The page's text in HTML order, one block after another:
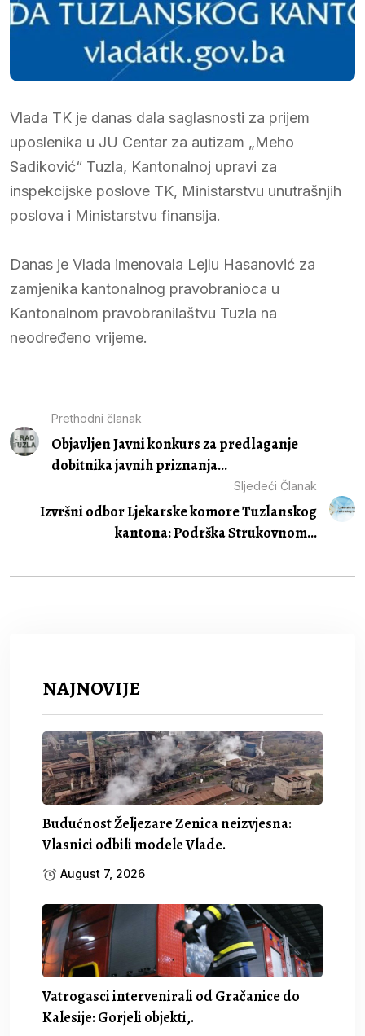
Vlada TK je danas dala saglasnosti za prijem
uposlenika u JU Centar za autizam „Meho
Sadiković“ Tuzla, Kantonalnoj upravi za
inspekcijske poslove TK, Ministarstvu unutrašnjih
poslova i Ministarstvu finansija.
Danas je Vlada imenovala Lejlu Hasanović za
zamjenika kantonalnog pravobranioca u
Kantonalnom pravobranilaštvu Tuzla na
neodređeno vrijeme.
Prethodni članak
Objavljen Javni konkurs za predlaganje
dobitnika javnih priznanja...
Sljedeći Članak
Izvršni odbor Ljekarske komore Tuzlanskog
kantona: Podrška Strukovnom...
NAJNOVIJE
Budućnost Željezare Zenica neizvjesna:
Vlasnici odbili modele Vlade.
August 7, 2026
Vatrogasci intervenirali od Gračanice do
Kalesije: Gorjeli objekti,.